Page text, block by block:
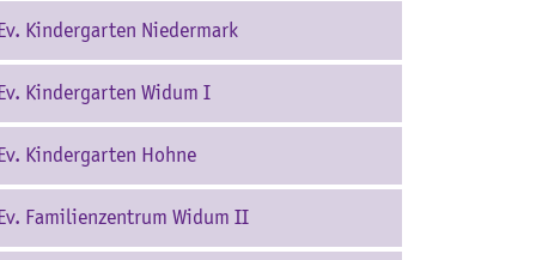
Ev. Kindergarten Niedermark
Ev. Kindergarten Widum I
Ev. Kindergarten Hohne
Ev. Familienzentrum Widum II